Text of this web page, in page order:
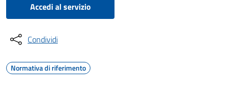
Accedi al servizio
Condividi
Normativa di riferimento